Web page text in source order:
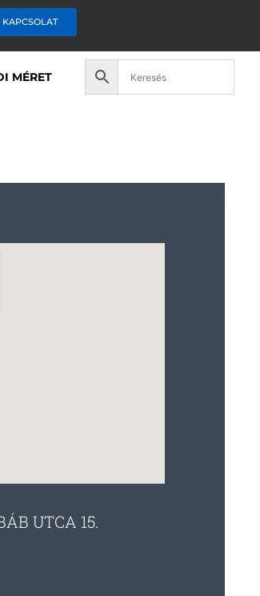
KAPCSOLAT
MÉRET
UTCA 15.